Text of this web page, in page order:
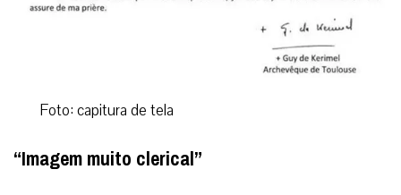
Foto: capitura de tela
“Imagem muito clerical”